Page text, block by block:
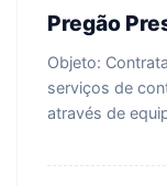
Pregão
Objeto:
serviços de
através de